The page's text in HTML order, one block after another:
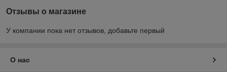
Отзывы о магазине
У компании пока нет отзывов, добавьте первый
О нас